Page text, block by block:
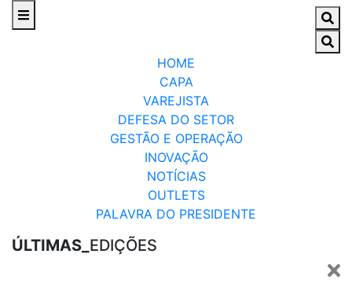
HOME
CAPA
VAREJISTA
DEFESA DO SETOR
GESTÃO E OPERAÇÃO
INOVAÇÃO
NOTÍCIAS
OUTLETS
PALAVRA DO PRESIDENTE
ÚLTIMAS_ EDIÇÕES